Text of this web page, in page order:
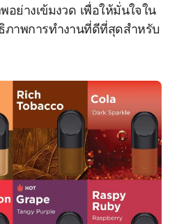
ย่างเข้มงวด เพื่อให้มั่นใจใน
ภาพการทำงานที่ดีที่สุดสำหรับ